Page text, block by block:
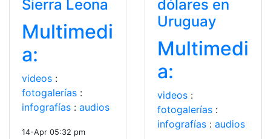
Sierra Leona
Multimedi
a:
videos :
fotogalerías :
infografías : audios
14-Apr 05:32 pm
dólares en
Uruguay
Multimedi
a:
videos :
fotogalerías :
infografías : audios